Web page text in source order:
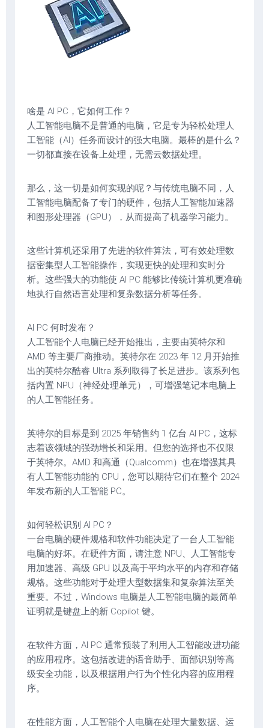
啥是 AI PC，它如何工作？
人工智能电脑不是普通的电脑，它是专为轻松处理人
工智能（AI）任务而设计的强大电脑。最棒的是什么？
一切都直接在设备上处理，无需云数据处理。
那么，这一切是如何实现的呢？与传统电脑不同，人
工智能电脑配备了专门的硬件，包括人工智能加速器
和图形处理器（GPU），从而提高了机器学习能力。
这些计算机还采用了先进的软件算法，可有效处理数
据密集型人工智能操作，实现更快的处理和实时分
析。这些强大的功能使 AI PC 能够比传统计算机更准确
地执行自然语言处理和复杂数据分析等任务。
AI PC 何时发布？
人工智能个人电脑已经开始推出，主要由英特尔和
AMD 等主要厂商推动。英特尔在 2023 年 12 月开始推
出的英特尔酷睿 Ultra 系列取得了长足进步。该系列包
括内置 NPU（神经处理单元），可增强笔记本电脑上
的人工智能任务。
英特尔的目标是到 2025 年销售约 1 亿台 AI PC，这标
志着该领域的强劲增长和采用。但您的选择也不仅限
于英特尔。AMD 和高通（Qualcomm）也在增强其具
有人工智能功能的 CPU，您可以期待它们在整个 2024
年发布新的人工智能 PC。
如何轻松识别 AI PC？
一台电脑的硬件规格和软件功能决定了一台人工智能
电脑的好坏。在硬件方面，请注意 NPU、人工智能专
用加速器、高级 GPU 以及高于平均水平的内存和存储
规格。这些功能对于处理大型数据集和复杂算法至关
重要。不过，Windows 电脑是人工智能电脑的最简单
证明就是键盘上的新 Copilot 键。
在软件方面，AI PC 通常预装了利用人工智能改进功能
的应用程序。这包括改进的语音助手、面部识别等高
级安全功能，以及根据用户行为个性化内容的应用程
序。
在性能方面，人工智能个人电脑在处理大量数据、运